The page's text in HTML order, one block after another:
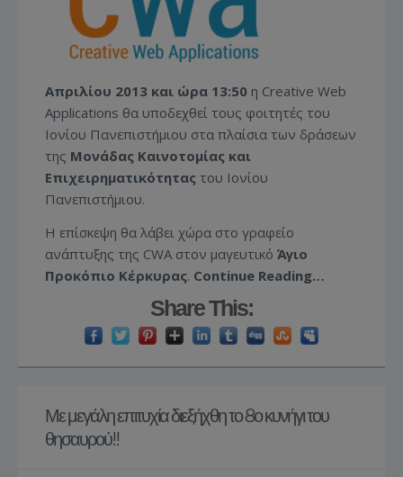
Απριλίου 2013 και ώρα 13:50 η Creative Web
Applications θα υποδεχθεί τους φοιτητές του
Ιονίου Πανεπιστήμιου στα πλαίσια των δράσεων
της Μονάδας Καινοτομίας και
Επιχειρηματικότητας του Ιονίου
Πανεπιστήμιου.
Η επίσκεψη θα λάβει χώρα στο γραφείο
ανάπτυξης της CWA στον μαγευτικό Άγιο
Προκόπιο Κέρκυρας. Continue Reading…
Share This:
Με μεγάλη επιτυχία διεξήχθη το 8ο κυνήγι του
θησαυρού!!